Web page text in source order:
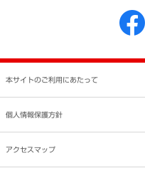
反社会的勢力に対する基本方針
書面による個人情報の開示等の請
本サイトのご利用にあたって
個人情報保護方針
アクセスマップ